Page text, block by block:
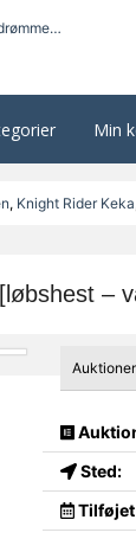
Min
, Knight Rider Keka
–
Sted: